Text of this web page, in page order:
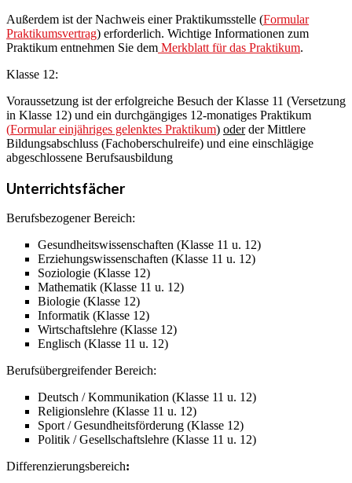
Außerdem ist der Nachweis einer Praktikumsstelle (Formular
Praktikumsvertrag) erforderlich. Wichtige Informationen zum
Praktikum entnehmen Sie dem Merkblatt für das Praktikum.
Klasse 12:
Voraussetzung ist der erfolgreiche Besuch der Klasse 11 (Versetzung
in Klasse 12) und ein durchgängiges 12-monatiges Praktikum
(Formular einjähriges gelenktes Praktikum) oderder Mittlere
Bildungsabschluss (Fachoberschulreife) und eine einschlägige
abgeschlossene Berufsausbildung
Unterrichtsfächer
Berufsbezogener Bereich:
Gesundheitswissenschaften (Klasse 11 u. 12)
Erziehungswissenschaften (Klasse 11 u. 12)
Soziologie (Klasse 12)
Mathematik (Klasse 11 u. 12)
Biologie (Klasse 12)
Informatik (Klasse 12)
Wirtschaftslehre (Klasse 12)
Englisch (Klasse 11 u. 12)
Berufsübergreifender Bereich:
Deutsch / Kommunikation (Klasse 11 u. 12)
Religionslehre (Klasse 11 u. 12)
Sport / Gesundheitsförderung (Klasse 12)
Politik / Gesellschaftslehre (Klasse 11 u. 12)
Differenzierungsbereich: